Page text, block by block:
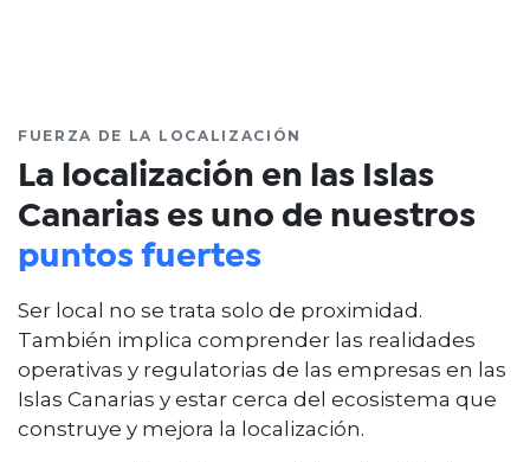
FUERZA DE LA LOCALIZACIÓN
La localización en las Islas
Canarias es uno de nuestros
puntos fuertes
Ser local no se trata solo de proximidad.
También implica comprender las realidades
operativas y regulatorias de las empresas en las
Islas Canarias y estar cerca del ecosistema que
construye y mejora la localización.